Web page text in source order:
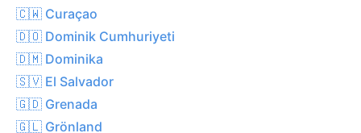
🇨🇼 Curaçao
🇩🇴 Dominik Cumhuriyeti
🇩🇲 Dominika
🇸🇻 El Salvador
🇬🇩 Grenada
🇬🇱 Grönland